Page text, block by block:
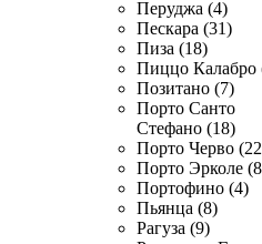
Перуджа (4)
Пескара (31)
Пиза (18)
Пиццо Калабро
Позитано (7)
Порто Санто
Стефано (18)
Порто Черво
Порто Эрколе
Портофино (4)
Пьянца (8)
Рагуза (9)